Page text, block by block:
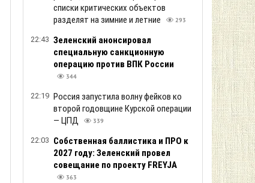
списки критических объектов
разделят на зимние и летние
293
22:43 Зеленский анонсировал
специальную санкционную
операцию против ВПК России
344
22:19 Россия запустила волну фейков ко
второй годовщине Курской операции
— ЦПД
339
22:03 Собственная баллистика и ПРО к
2027 году: Зеленский провел
совещание по проекту FREYJA
363